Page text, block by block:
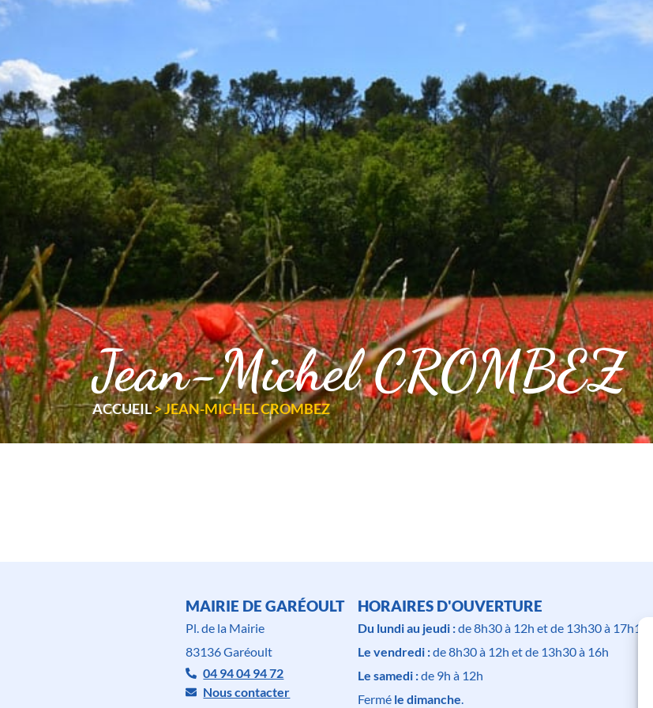
CADRE DE VIE VOS LOISIRS
Jean-Michel CROMBEZ
ACCUEIL>JEAN-MICHEL CROMBEZ
MAIRIE DE GARÉOULT
Pl. de la Mairie
83136 Garéoult
04 94 04 94 72
Nous contacter
HORAIRES D'OUVERTURE
Du lundi au jeudi :de 8h30 à 12h et de 13h30 à 17h15
Le vendredi :de 8h30 à 12h et de 13h30 à 16h
Le samedi :de 9h à 12h
Fermé le dimanche.